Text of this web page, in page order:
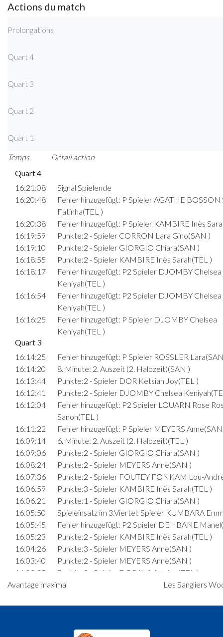
Actions du match
Prolongations
Quart 4
Quart 3
Quart 2
Quart 1
Temps
Détail action
Quart 4
16:21:08
Signal Spielende
16:20:48
Fehler hinzugefügt: P Spieler AGATHE BOSSON
Fatinha(TEL )
16:20:38
Fehler hinzugefügt: P Spieler KAMBIRE Inès
16:19:59
Punkte:2 - Spieler CORRON Lara Gino(SAN )
16:19:10
Punkte:2 - Spieler GIORGIO Chiara(SAN )
16:18:55
Punkte:2 - Spieler KAMBIRE Inès Sarah(TEL )
16:18:17
Fehler hinzugefügt: P2 Spieler DJOMBY Chelsea
Keniyah(TEL )
16:16:54
Fehler hinzugefügt: P2 Spieler DJOMBY Chelsea
Keniyah(TEL )
16:16:25
Fehler hinzugefügt: P Spieler DJOMBY Chelsea
Keniyah(TEL )
Quart 3
16:14:25
Fehler hinzugefügt: P Spieler ROSSLER
16:14:20
8. Minute: 2. Auszeit (2. Halbzeit)(SAN )
16:13:44
Punkte:2 - Spieler DOR Ketsiah Joy(TEL )
16:12:41
Punkte:2 - Spieler DJOMBY Chelsea
16:12:04
Fehler hinzugefügt: P2 Spieler LOUARN Rose
Sanon(TEL )
16:11:22
Fehler hinzugefügt: P Spieler MEYERS
16:09:14
6. Minute: 2. Auszeit (2. Halbzeit)(TEL )
16:09:06
Punkte:2 - Spieler GIORGIO Chiara(SAN )
16:08:24
Punkte:2 - Spieler MEYERS Anne(SAN )
16:07:36
Punkte:2 - Spieler FOUTEY FONKAM Lou-
16:06:59
Punkte:3 - Spieler KAMBIRE Inès Sarah(TEL )
16:06:21
Punkte:1 - Spieler GIORGIO Chiara(SAN )
16:05:50
Spieleinsatz im 3.Viertel: Spieler KUMBARA
16:05:45
Fehler hinzugefügt: P2 Spieler DEHBANE
16:05:23
Punkte:2 - Spieler KAMBIRE Inès Sarah(TEL )
16:04:26
Punkte:3 - Spieler MEYERS Anne(SAN )
16:03:40
Punkte:2 - Spieler MEYERS Anne(SAN )
16:03:25
Punkte:2 - Spieler DOR Ketsiah Joy(TEL )
16:01:36
Punkte:2 - Spieler KAMBIRE Inès Sarah(TEL )
15:58:28
Punkte:1 - Spieler KAMBIRE Inès Sarah(TEL )
9. Minute: 1. Auszeit (2. Halbzeit)(TEL )
Avantage maximal Les Sangliers